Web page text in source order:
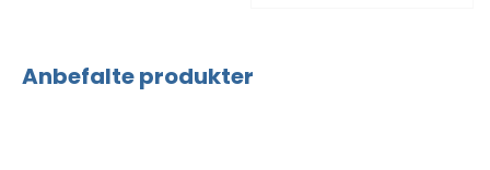
Anbefalte produkter